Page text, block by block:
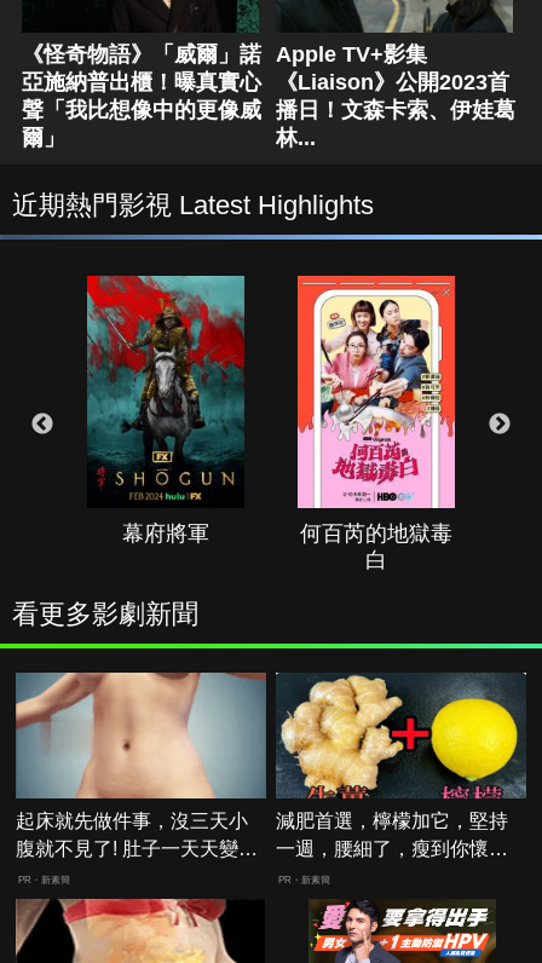
《怪奇物語》「威爾」諾
亞施納普出櫃！曝真實心
聲「我比想像中的更像威
爾」
Apple TV+影集
《Liaison》公開2023首
播日！文森卡索、伊娃葛
林...
近期熱門影視 Latest Highlights
幕府將軍
何百芮的地獄毒
白
看更多影劇新聞
起床就先做件事，沒三天小
腹就不見了! 肚子一天天變
小！
PR・新素簡
減肥首選，檸檬加它，堅持
一週，腰細了，瘦到你懷疑
人生
PR・新素簡